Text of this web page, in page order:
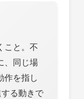
こと。不
、同じ場
作を指し
る動きで